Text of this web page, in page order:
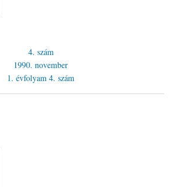
4. szám
1990. november
1. évfolyam 4. szám